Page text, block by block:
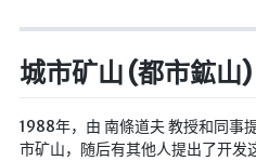
城市矿山 (都市鉱山)
1988年，由 南條道夫 教授和同事
市矿山，随后有其他人提出了开发